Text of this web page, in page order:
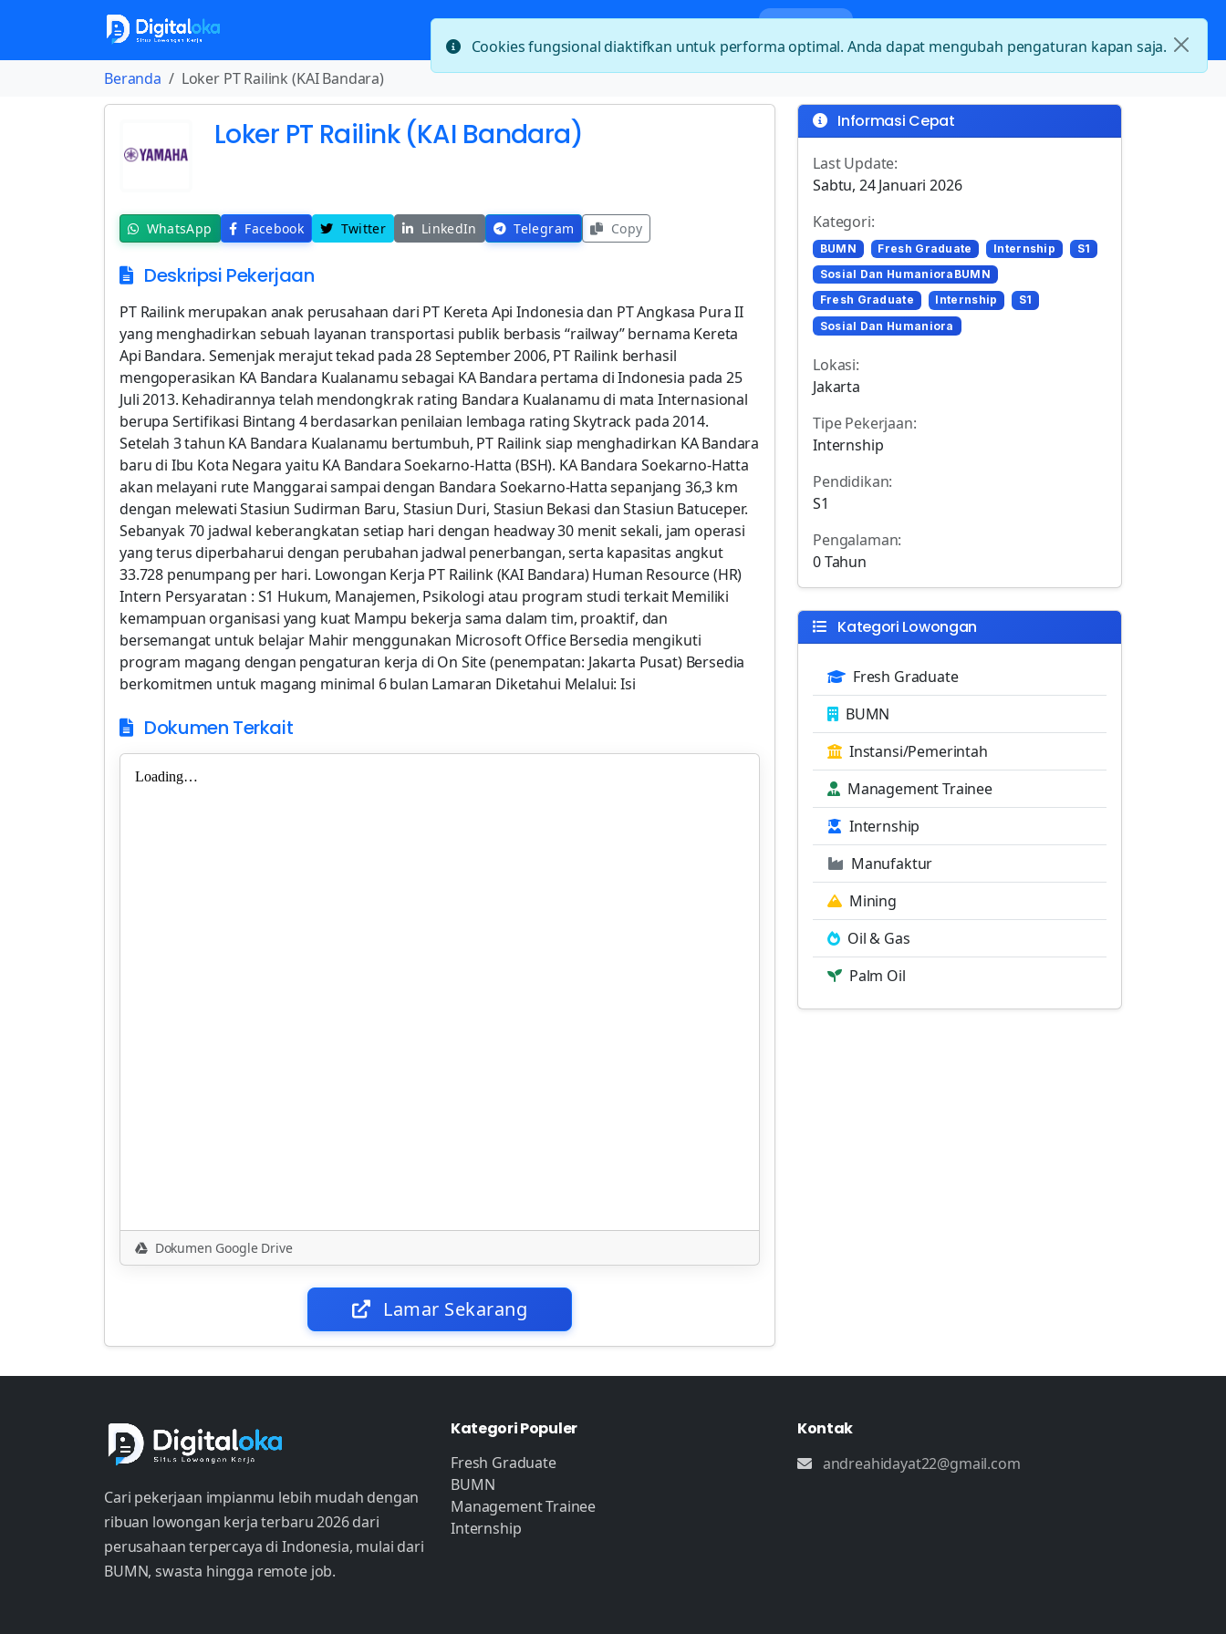
Beranda Loker PT Railink (KAI Bandara)
Loker PT Railink (KAI Bandara)
WhatsApp Facebook Twitter LinkedIn Telegram Copy
Deskripsi Pekerjaan
PT Railink merupakan anak perusahaan dari PT Kereta Api Indonesia dan PT Angkasa Pura II
yang menghadirkan sebuah layanan transportasi publik berbasis “railway” bernama Kereta
Api Bandara. Semenjak merajut tekad pada 28 September 2006, PT Railink berhasil
mengoperasikan KA Bandara Kualanamu sebagai KA Bandara pertama di Indonesia pada 25
Juli 2013. Kehadirannya telah mendongkrak rating Bandara Kualanamu di mata Internasional
berupa Sertifikasi Bintang 4 berdasarkan penilaian lembaga rating Skytrack pada 2014.
Setelah 3 tahun KA Bandara Kualanamu bertumbuh, PT Railink siap menghadirkan KA Bandara
baru di Ibu Kota Negara yaitu KA Bandara Soekarno-Hatta (BSH). KA Bandara Soekarno-Hatta
akan melayani rute Manggarai sampai dengan Bandara Soekarno-Hatta sepanjang 36,3 km
dengan melewati Stasiun Sudirman Baru, Stasiun Duri, Stasiun Bekasi dan Stasiun Batuceper.
Sebanyak 70 jadwal keberangkatan setiap hari dengan headway 30 menit sekali, jam operasi
yang terus diperbaharui dengan perubahan jadwal penerbangan, serta kapasitas angkut
33.728 penumpang per hari. Lowongan Kerja PT Railink (KAI Bandara) Human Resource (HR)
Intern Persyaratan : S1 Hukum, Manajemen, Psikologi atau program studi terkait Memiliki
kemampuan organisasi yang kuat Mampu bekerja sama dalam tim, proaktif, dan
bersemangat untuk belajar Mahir menggunakan Microsoft Office Bersedia mengikuti
program magang dengan pengaturan kerja di On Site (penempatan: Jakarta Pusat) Bersedia
berkomitmen untuk magang minimal 6 bulan Lamaran Diketahui Melalui: Isi
Dokumen Terkait
Dokumen Google Drive
Lamar Sekarang
Informasi Cepat
Last Update:
Sabtu, 24 Januari 2026
Kategori:
BUMN Fresh Graduate Internship
S1
Sosial Dan HumanioraBUMN
Fresh Graduate
Internship
S1
Sosial Dan Humaniora
Lokasi:
Jakarta
Tipe Pekerjaan:
Internship
Pendidikan:
S1
Pengalaman:
0 Tahun
Kategori Lowongan
Fresh Graduate
BUMN
Instansi/Pemerintah
Management Trainee
Internship
Manufaktur
Mining
Oil & Gas
Palm Oil
Cari pekerjaan impianmu lebih mudah dengan
ribuan lowongan kerja terbaru 2026 dari
perusahaan terpercaya di Indonesia, mulai dari
BUMN, swasta hingga remote job.
Kategori Populer
Fresh Graduate
BUMN
Management Trainee
Internship
Kontak
andreahidayat22@gmail.com
Cookies fungsional diaktifkan untuk performa optimal. Anda dapat mengubah pengaturan kapan saja.